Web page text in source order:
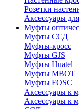
Розетки
Аксессуары
Муфты
Муфты ССД
Муфты-кросс
Муфты GJS
Муфты Huatel
Муфты МВОТ
Муфты FOSC
Аксессуары к
Аксессуары к